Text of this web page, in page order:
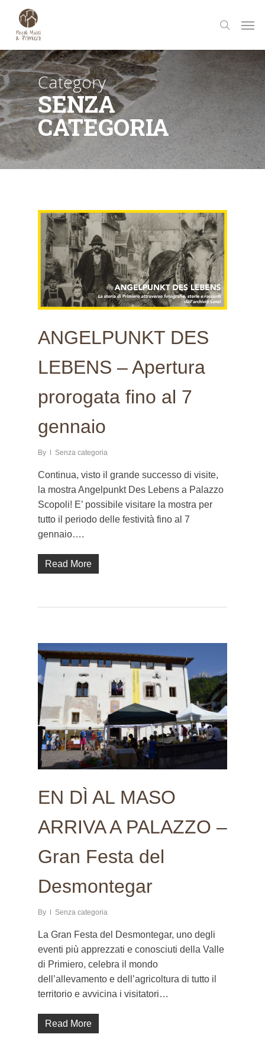
main
content
search
Category
SENZA
CATEGORIA
ANGELPUNKT DES
LEBENS – Apertura
prorogata fino al 7
gennaio
By Senza categoria
Continua, visto il grande successo di visite,
la mostra Angelpunkt Des Lebens a Palazzo
Scopoli! E’ possibile visitare la mostra per
tutto il periodo delle festività fino al 7
gennaio….
Read More
EN DÌ AL MASO
ARRIVA A PALAZZO –
Gran Festa del
Desmontegar
By Senza categoria
La Gran Festa del Desmontegar, uno degli
eventi più apprezzati e conosciuti della Valle
di Primiero, celebra il mondo
dell’allevamento e dell’agricoltura di tutto il
territorio e avvicina i visitatori…
Read More